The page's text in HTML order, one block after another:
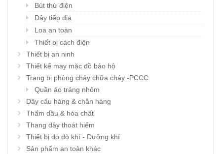
Bút thử điện
Dây tiếp địa
Loa an toàn
Thiết bị cách điện
Thiết bị an ninh
Thiết kế may mặc đồ bảo hộ
Trang bị phòng cháy chữa cháy -PCCC
Quần áo tráng nhôm
Dây cẩu hàng & chằn hàng
Thấm dầu & hóa chất
Thang dây thoát hiểm
Thiết bị đo dò khí - Dưỡng khí
Sản phẩm an toàn khác